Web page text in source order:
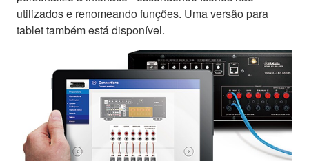
utilizados e renomeando funções. Uma versão para
tablet também está disponível.